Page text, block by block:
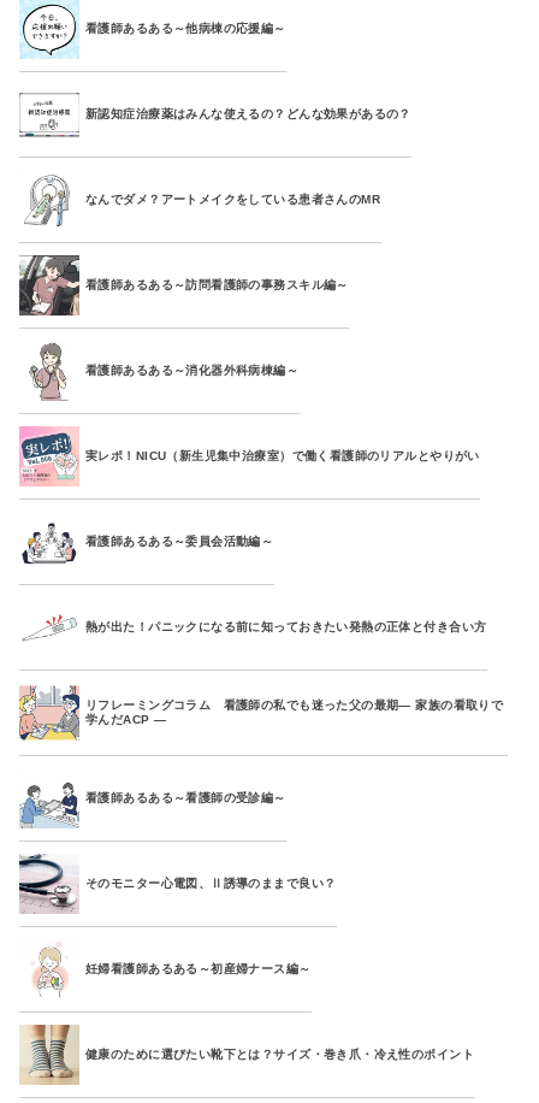
看護師あるある～他病棟の応援編～
新認知症治療薬はみんな使えるの？どんな効果があるの？
なんでダメ？アートメイクをしている患者さんのMR
看護師あるある～訪問看護師の事務スキル編～
看護師あるある～消化器外科病棟編～
実レポ！NICU（新生児集中治療室）で働く看護師のリアルとやりがい
看護師あるある～委員会活動編～
熱が出た！パニックになる前に知っておきたい発熱の正体と付き合い方
リフレーミングコラム 看護師の私でも迷った父の最期― 家族の看取りで
学んだACP ―
看護師あるある～看護師の受診編～
そのモニター心電図、Ⅱ誘導のままで良い？
妊婦看護師あるある～初産婦ナース編～
健康のために選びたい靴下とは？サイズ・巻き爪・冷え性のポイント